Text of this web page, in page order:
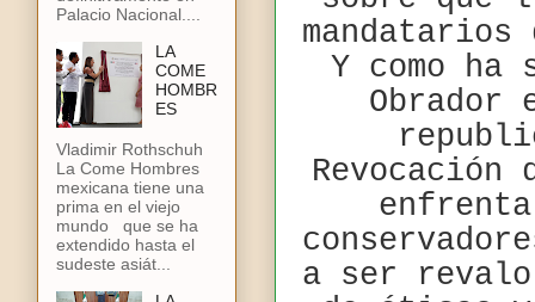
mandatarios
Y como
Obrador
Revocación
a ser
Palacio Nacional....
LA
COME
HOMBR
ES
Vladimir Rothschuh
La Come Hombres
mexicana tiene una
prima en el viejo
mundo que se ha
extendido hasta el
sudeste asiát...